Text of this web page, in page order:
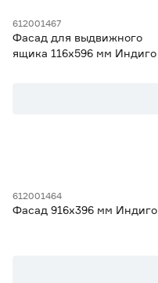
612001467
Фасад для выдвижного
ящика 116х596 мм Индиго
612001464
Фасад 916х396 мм Индиго